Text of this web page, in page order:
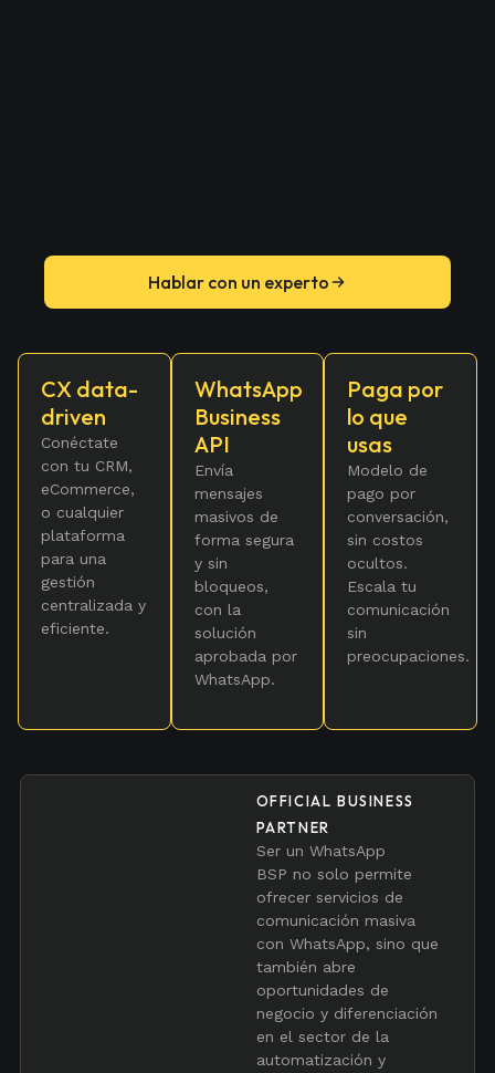
Hablar con un experto
CX data-
driven
Conéctate
con tu CRM,
eCommerce,
o cualquier
plataforma
para una
gestión
centralizada y
eficiente.
WhatsApp
Business
API
Envía
mensajes
masivos de
forma segura
y sin
bloqueos,
con la
solución
aprobada por
WhatsApp.
Paga por
lo que
usas
Modelo de
pago por
conversación,
sin costos
ocultos.
Escala tu
comunicación
sin
preocupaciones.
OFFICIAL BUSINESS
PARTNER
Ser un WhatsApp
BSP no solo permite
ofrecer servicios de
comunicación masiva
con WhatsApp, sino que
también abre
oportunidades de
negocio y diferenciación
en el sector de la
automatización y